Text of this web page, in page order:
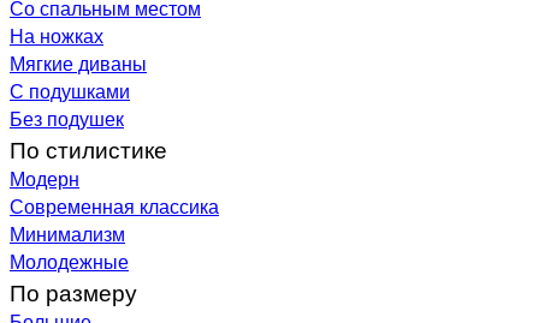
Со спальным местом
На ножках
Мягкие диваны
С подушками
Без подушек
По стилистике
Модерн
Современная классика
Минимализм
Молодежные
По размеру